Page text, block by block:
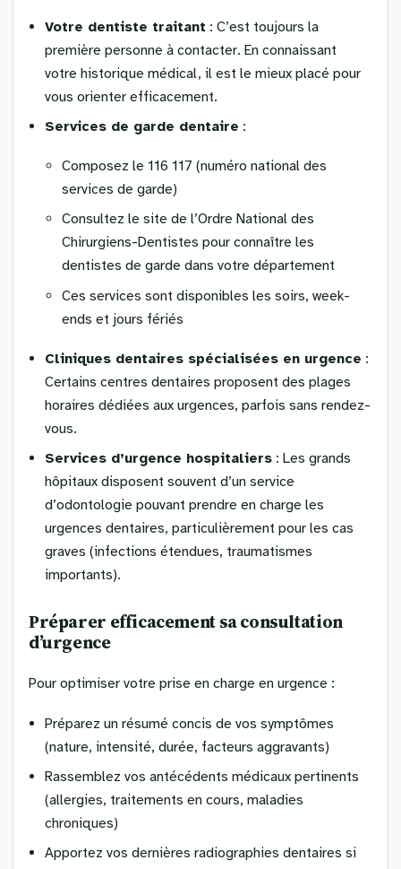
Votre dentiste traitant : C’est toujours la
première personne à contacter. En connaissant
votre historique médical, il est le mieux placé pour
vous orienter efficacement.
Services de garde dentaire :
Composez le 116 117 (numéro national des
services de garde)
Consultez le site de l’Ordre National des
Chirurgiens-Dentistes pour connaître les
dentistes de garde dans votre département
Ces services sont disponibles les soirs, week-
ends et jours fériés
Cliniques dentaires spécialisées en urgence :
Certains centres dentaires proposent des plages
horaires dédiées aux urgences, parfois sans rendez-
vous.
Services d’urgence hospitaliers : Les grands
hôpitaux disposent souvent d’un service
d’odontologie pouvant prendre en charge les
urgences dentaires, particulièrement pour les cas
graves (infections étendues, traumatismes
importants).
Préparer efficacement sa consultation
d’urgence
Pour optimiser votre prise en charge en urgence :
Préparez un résumé concis de vos symptômes
(nature, intensité, durée, facteurs aggravants)
Rassemblez vos antécédents médicaux pertinents
(allergies, traitements en cours, maladies
chroniques)
Apportez vos dernières radiographies dentaires si